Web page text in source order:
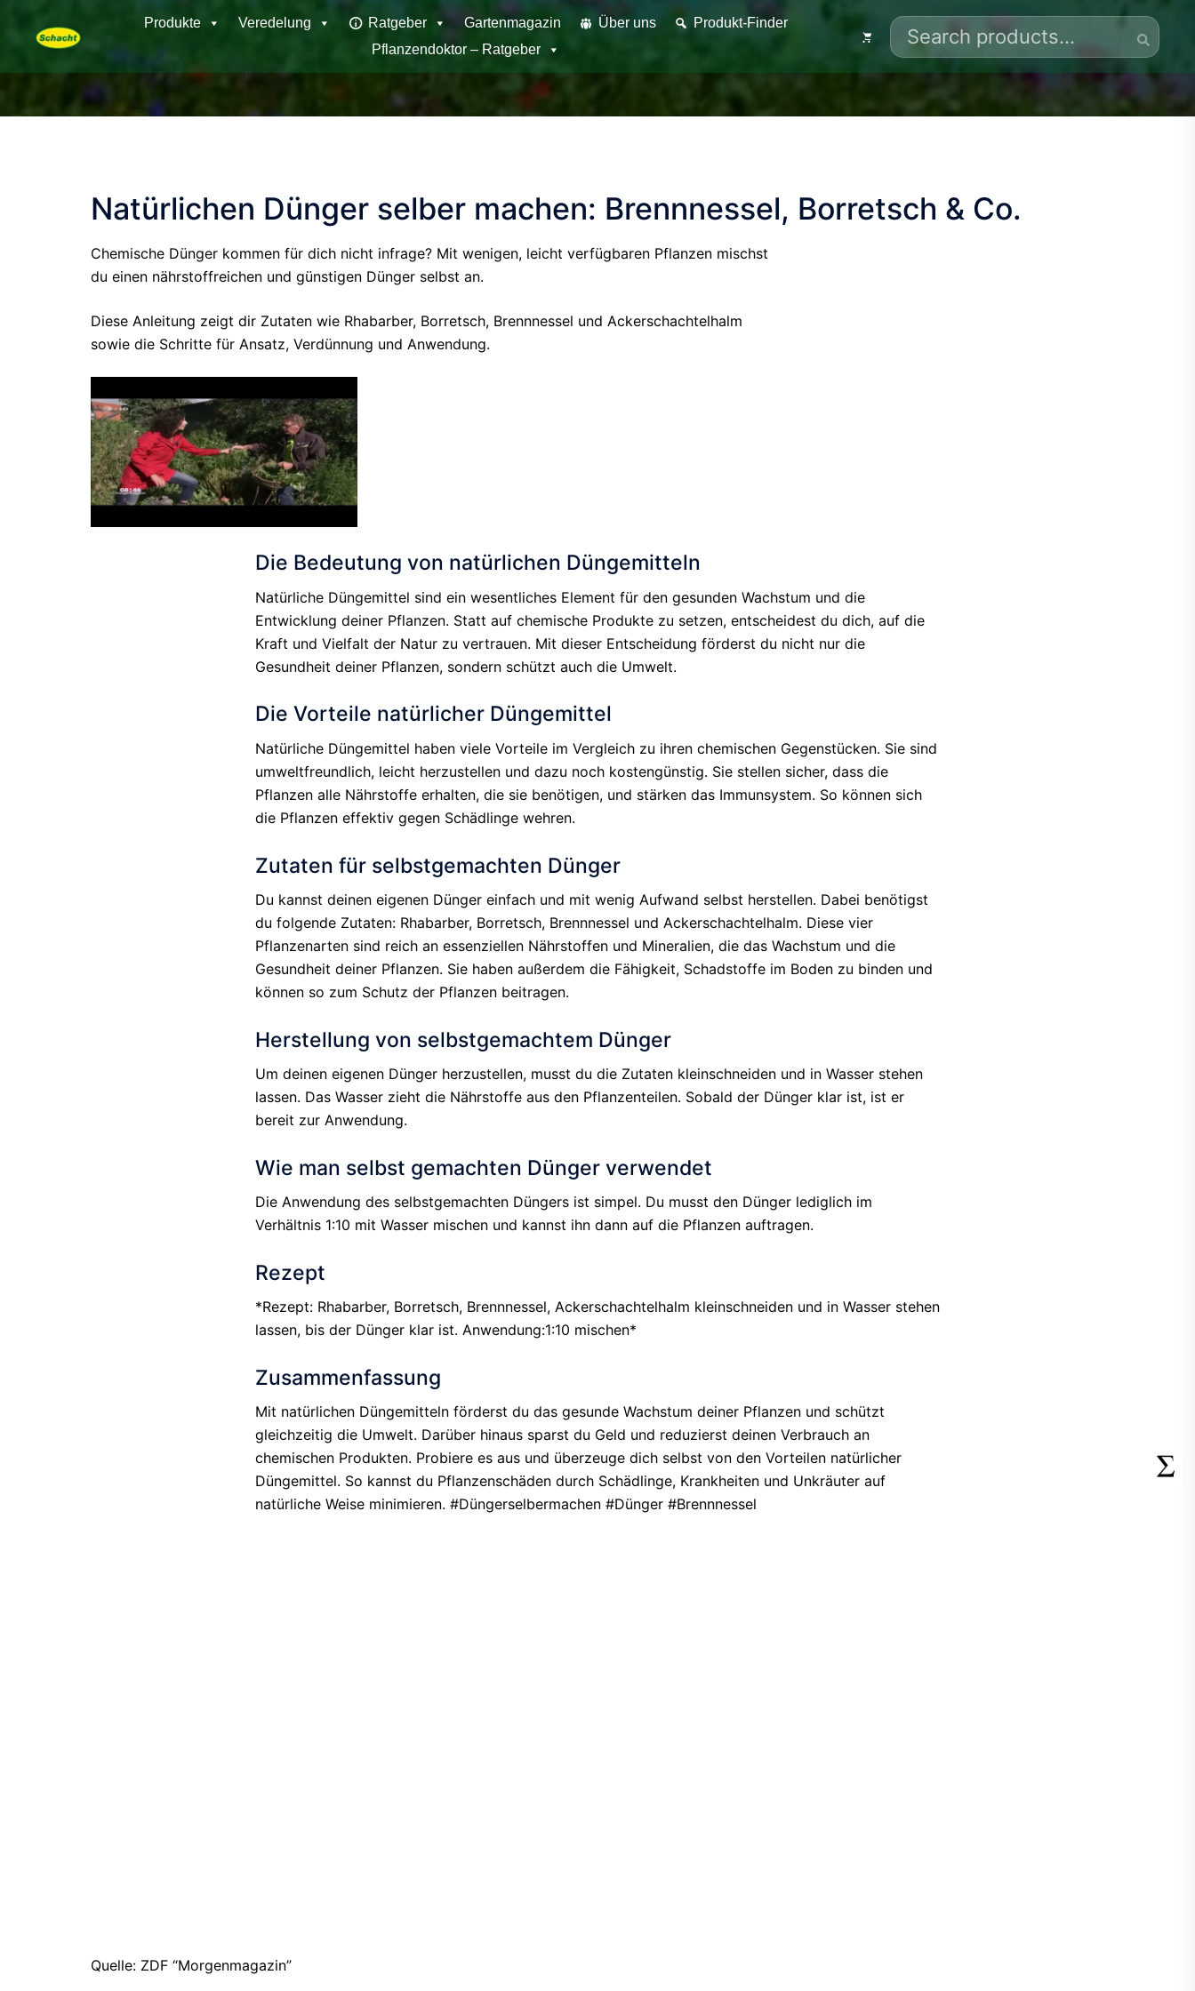
Produkte Veredelung Ratgeber Gartenmagazin Über uns
Produkt-Finder
Pflanzendoktor – Ratgeber
Search
for:
Natürlichen Dünger selber machen: Brennnessel, Borretsch & Co.
Chemische Dünger kommen für dich nicht infrage? Mit wenigen, leicht verfügbaren Pflanzen mischst
du einen nährstoffreichen und günstigen Dünger selbst an.
Diese Anleitung zeigt dir Zutaten wie Rhabarber, Borretsch, Brennnessel und Ackerschachtelhalm
sowie die Schritte für Ansatz, Verdünnung und Anwendung.
Die Bedeutung von natürlichen Düngemitteln
Natürliche Düngemittel sind ein wesentliches Element für den gesunden Wachstum und die
Entwicklung deiner Pflanzen. Statt auf chemische Produkte zu setzen, entscheidest du dich, auf die
Kraft und Vielfalt der Natur zu vertrauen. Mit dieser Entscheidung förderst du nicht nur die
Gesundheit deiner Pflanzen, sondern schützt auch die Umwelt.
Die Vorteile natürlicher Düngemittel
Natürliche Düngemittel haben viele Vorteile im Vergleich zu ihren chemischen Gegenstücken. Sie sind
umweltfreundlich, leicht herzustellen und dazu noch kostengünstig. Sie stellen sicher, dass die
Pflanzen alle Nährstoffe erhalten, die sie benötigen, und stärken das Immunsystem. So können sich
die Pflanzen effektiv gegen Schädlinge wehren.
Zutaten für selbstgemachten Dünger
Du kannst deinen eigenen Dünger einfach und mit wenig Aufwand selbst herstellen. Dabei benötigst
du folgende Zutaten: Rhabarber, Borretsch, Brennnessel und Ackerschachtelhalm. Diese vier
Pflanzenarten sind reich an essenziellen Nährstoffen und Mineralien, die das Wachstum und die
Gesundheit deiner Pflanzen. Sie haben außerdem die Fähigkeit, Schadstoffe im Boden zu binden und
können so zum Schutz der Pflanzen beitragen.
Herstellung von selbstgemachtem Dünger
Um deinen eigenen Dünger herzustellen, musst du die Zutaten kleinschneiden und in Wasser stehen
lassen. Das Wasser zieht die Nährstoffe aus den Pflanzenteilen. Sobald der Dünger klar ist, ist er
bereit zur Anwendung.
Wie man selbst gemachten Dünger verwendet
Die Anwendung des selbstgemachten Düngers ist simpel. Du musst den Dünger lediglich im
Verhältnis 1:10 mit Wasser mischen und kannst ihn dann auf die Pflanzen auftragen.
Rezept
*Rezept: Rhabarber, Borretsch, Brennnessel, Ackerschachtelhalm kleinschneiden und in Wasser stehen
lassen, bis der Dünger klar ist. Anwendung:1:10 mischen*
Zusammenfassung
Mit natürlichen Düngemitteln förderst du das gesunde Wachstum deiner Pflanzen und schützt
gleichzeitig die Umwelt. Darüber hinaus sparst du Geld und reduzierst deinen Verbrauch an
chemischen Produkten. Probiere es aus und überzeuge dich selbst von den Vorteilen natürlicher
Düngemittel. So kannst du Pflanzenschäden durch Schädlinge, Krankheiten und Unkräuter auf
natürliche Weise minimieren. #Düngerselbermachen #Dünger #Brennnessel
Quelle: ZDF “Morgenmagazin”